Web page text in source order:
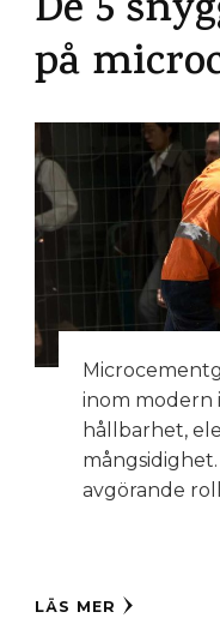
på
inom modern
hållbarhet,
avgörande
LÄS MER